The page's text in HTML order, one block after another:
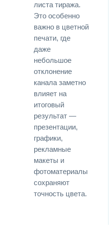
листа тиража.
Это особенно
важно в цветной
печати, где
даже
небольшое
отклонение
канала заметно
влияет на
итоговый
результат —
презентации,
графики,
рекламные
макеты и
фотоматериалы
сохраняют
точность цвета.